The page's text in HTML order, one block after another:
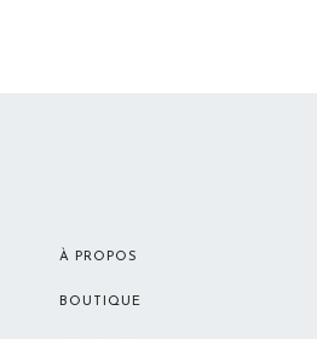
À PROPOS
BOUTIQUE